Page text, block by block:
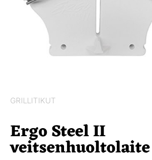
GRILLITIKUT
Ergo Steel II
veitsenhuoltolaite